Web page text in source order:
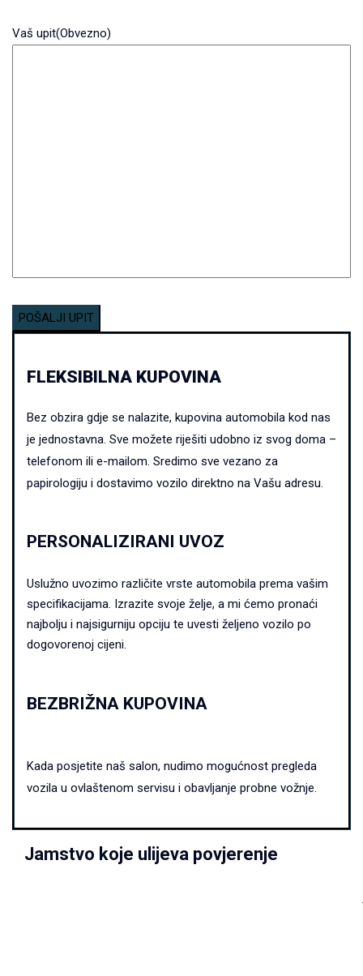
Vaš upit(Obvezno)
FLEKSIBILNA KUPOVINA
Bez obzira gdje se nalazite, kupovina automobila kod nas
je jednostavna. Sve možete riješiti udobno iz svog doma –
telefonom ili e-mailom. Sredimo sve vezano za
papirologiju i dostavimo vozilo direktno na Vašu adresu.
PERSONALIZIRANI UVOZ
Uslužno uvozimo različite vrste automobila prema vašim
specifikacijama. Izrazite svoje želje, a mi ćemo pronaći
najbolju i najsigurniju opciju te uvesti željeno vozilo po
dogovorenoj cijeni.
BEZBRIŽNA KUPOVINA
Kada posjetite naš salon, nudimo mogućnost pregleda
vozila u ovlaštenom servisu i obavljanje probne vožnje.
Jamstvo koje ulijeva povjerenje